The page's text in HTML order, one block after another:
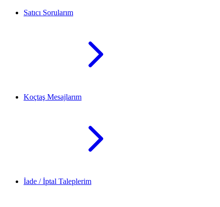
Satıcı Sorularım
Koçtaş Mesajlarım
İade / İptal Taleplerim